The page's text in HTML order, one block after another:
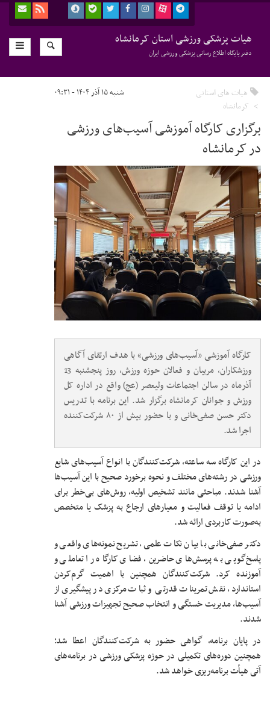
هیات پزشکی ورزشی استان کرمانشاه
دفتر پایگاه اطلاع رسانی پزشکی ورزشی ایران
هیات های استانی
کرمانشاه
شنبه ۱۵ آذر ۱۴۰۴ - ۰۹:۳۱
برگزاری کارگاه آموزشی آسیب‌های ورزشی
در کرمانشاه
کارگاه آموزشی «آسیب‌های ورزشی» با هدف ارتقای آگاهی
ورزشکاران، مربیان و فعالان حوزه ورزش، روز پنجشنبه 13
آذرماه در سالن اجتماعات ولیعصر (عج) واقع در اداره کل
ورزش و جوانان کرمانشاه برگزار شد. این برنامه با تدریس
دکتر حسن صفی‌خانی و با حضور بیش از ۸۰ شرکت‌کننده
اجرا شد.
در این کارگاه سه ساعته، شرکت‌کنندگان با انواع آسیب‌های شایع
ورزشی در رشته‌های مختلف و نحوه برخورد صحیح با این آسیب‌ها
آشنا شدند. مباحثی مانند تشخیص اولیه، روش‌های بی‌خطر برای
ادامه یا توقف فعالیت و معیارهای ارجاع به پزشک یا متخصص
به‌صورت کاربردی ارائه شد.
دکتر صفی‌خانی با بیان نکات علمی، تشریح نمونه‌های واقعی و
پاسخ‌گویی به پرسش‌های حاضرین، فضای کارگاه را تعاملی و
آموزنده کرد. شرکت‌کنندگان همچنین با اهمیت گرم‌کردن
استاندارد، نقش تمرینات قدرتی و ثبات مرکزی در پیشگیری از
آسیب‌ها، مدیریت خستگی و انتخاب صحیح تجهیزات ورزشی آشنا
شدند.
در پایان برنامه، گواهی حضور به شرکت‌کنندگان اعطا شد؛
همچنین دوره‌های تکمیلی در حوزه پزشکی ورزشی در برنامه‌های
آتی هیأت برنامه‌ریزی خواهد شد.